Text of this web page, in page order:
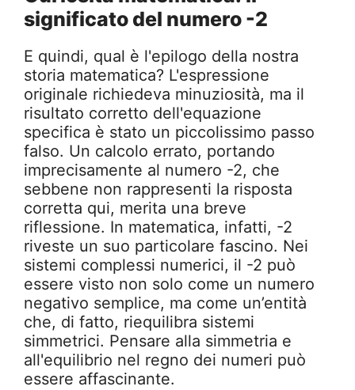
significato del numero -2
E quindi, qual è l'epilogo della nostra
storia matematica? L'espressione
originale richiedeva minuziosità, ma il
risultato corretto dell'equazione
specifica è stato un piccolissimo passo
falso. Un calcolo errato, portando
imprecisamente al numero -2, che
sebbene non rappresenti la risposta
corretta qui, merita una breve
riflessione. In matematica, infatti, -2
riveste un suo particolare fascino. Nei
sistemi complessi numerici, il -2 può
essere visto non solo come un numero
negativo semplice, ma come un’entità
che, di fatto, riequilibra sistemi
simmetrici. Pensare alla simmetria e
all'equilibrio nel regno dei numeri può
essere affascinante.